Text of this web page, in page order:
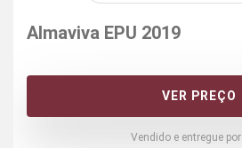
Almaviva EPU 2019
VER PREÇO
Vendido e entregue por